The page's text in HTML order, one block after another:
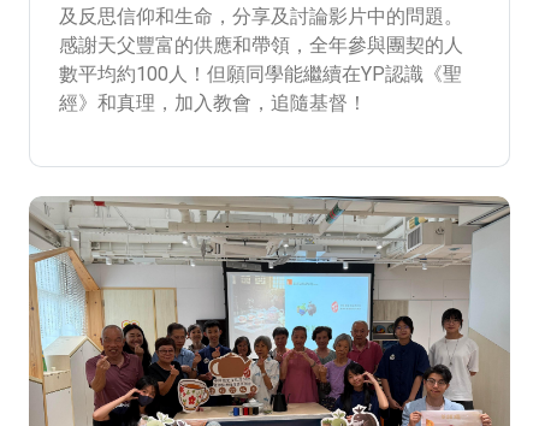
及反思信仰和生命，分享及討論影片中的問題。
感謝天父豐富的供應和帶領，全年參與團契的人
數平均約100人！但願同學能繼續在YP認識《聖
經》和真理，加入教會，追隨基督！